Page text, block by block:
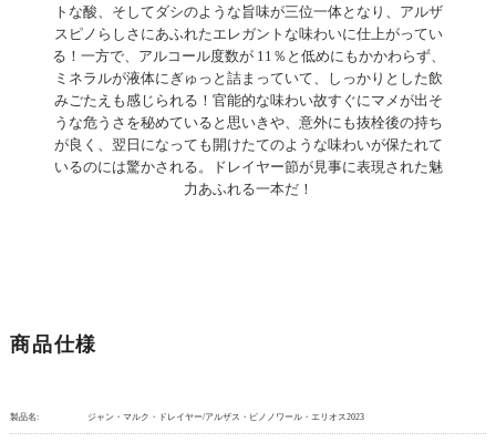
トな酸、そしてダシのような旨味が三位一体となり、アルザ
スピノらしさにあふれたエレガントな味わいに仕上がってい
る！一方で、アルコール度数が 11％と低めにもかかわらず、
ミネラルが液体にぎゅっと詰まっていて、しっかりとした飲
みごたえも感じられる！官能的な味わい故すぐにマメが出そ
うな危うさを秘めていると思いきや、意外にも抜栓後の持ち
が良く、翌日になっても開けたてのような味わいが保たれて
いるのには驚かされる。ドレイヤー節が見事に表現された魅
力あふれる一本だ！
商品仕様
製品名: ジャン・マルク・ドレイヤー/アルザス・ピノノワール・エリオス2023